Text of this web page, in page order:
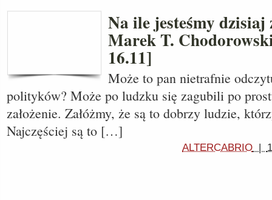
Na ile jesteśmy dzisiaj
Marek T.
16.11]
Może to pan nietrafnie
polityków? Może po ludzku się zagubili po
założenie. Załóżmy, że są to dobrzy ludzie,
Najczęściej są to […]
ALTERCABRIO |